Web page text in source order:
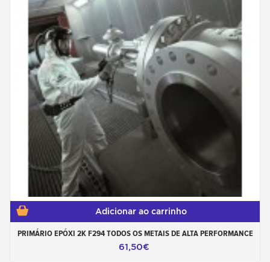
Adicionar ao carrinho
PRIMÁRIO EPÓXI 2K F294 TODOS OS METAIS DE ALTA PERFORMANCE
61,50€